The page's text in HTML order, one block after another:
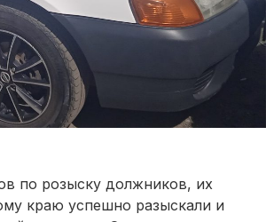
по розыску должников, их
краю успешно разыскали и